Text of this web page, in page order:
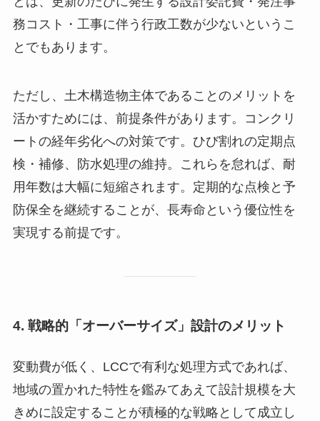
務コスト・工事に伴う行政工数が少ないというこ
とでもあります。
ただし、土木構造物主体であることのメリットを
活かすためには、前提条件があります。コンクリ
ートの経年劣化への対策です。ひび割れの定期点
検・補修、防水処理の維持。これらを怠れば、耐
用年数は大幅に短縮されます。定期的な点検と予
防保全を継続することが、長寿命という優位性を
実現する前提です。
4. 戦略的「オーバーサイズ」設計のメリット
変動費が低く、LCCで有利な処理方式であれば、
地域の置かれた特性を鑑みてあえて設計規模を大
きめに設定することが積極的な戦略として成立し